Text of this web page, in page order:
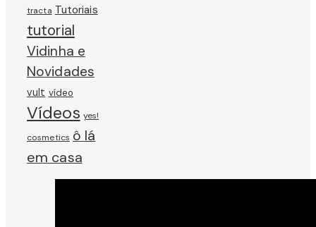
tracta Tutoriais
tutorial
Vidinha e
Novidades
vult vídeo
Vídeos yes!
cosmetics ô lá
em casa